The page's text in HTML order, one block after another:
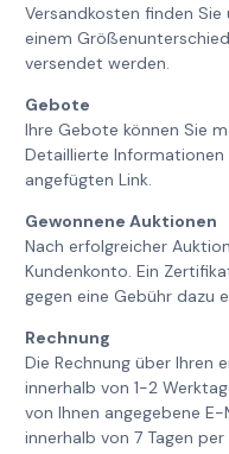
Versandkosten finden Sie
einem
versendet werden.
Gebote
Ihre Gebote können Sie
Detaillierte
angefügten Link.
Gewonnene Auktionen
Nach erfolgreicher
Kundenkonto. Ein
gegen eine Gebühr dazu
Rechnung
Die Rechnung über Ihren
innerhalb von 1-2
von Ihnen angegebene
innerhalb von 7 Tagen per